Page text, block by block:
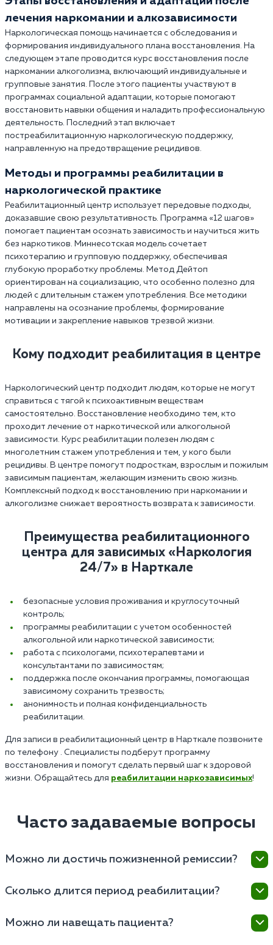
лечения наркомании и алкозависимости
Наркологическая помощь начинается с обследования и
формирования индивидуального плана восстановления. На
следующем этапе проводится курс восстановления после
наркомании алкоголизма, включающий индивидуальные и
групповые занятия. После этого пациенты участвуют в
программах социальной адаптации, которые помогают
восстановить навыки общения и наладить профессиональную
деятельность. Последний этап включает
постреабилитационную наркологическую поддержку,
направленную на предотвращение рецидивов.
Методы и программы реабилитации в
наркологической практике
Реабилитационный центр использует передовые подходы,
доказавшие свою результативность. Программа «12 шагов»
помогает пациентам осознать зависимость и научиться жить
без наркотиков. Миннесотская модель сочетает
психотерапию и групповую поддержку, обеспечивая
глубокую проработку проблемы. Метод Дейтоп
ориентирован на социализацию, что особенно полезно для
людей с длительным стажем употребления. Все методики
направлены на осознание проблемы, формирование
мотивации и закрепление навыков трезвой жизни.
Кому подходит реабилитация в центре
Наркологический центр подходит людям, которые не могут
справиться с тягой к психоактивным веществам
самостоятельно. Восстановление необходимо тем, кто
проходит лечение от наркотической или алкогольной
зависимости. Курс реабилитации полезен людям с
многолетним стажем употребления и тем, у кого были
рецидивы. В центре помогут подросткам, взрослым и пожилым
зависимым пациентам, желающим изменить свою жизнь.
Комплексный подход к восстановлению при наркомании и
алкоголизме снижает вероятность возврата к зависимости.
Преимущества реабилитационного
центра для зависимых «Наркология
24/7» в Нарткале‎
безопасные условия проживания и круглосуточный
контроль;
программы реабилитации с учетом особенностей
алкогольной или наркотической зависимости;
работа с психологами, психотерапевтами и
консультантами по зависимостям;
поддержка после окончания программы, помогающая
зависимому сохранить трезвость;
анонимность и полная конфиденциальность
реабилитации.
Для записи в реабилитационный центр в Нарткале позвоните
по телефону . Специалисты подберут программу
восстановления и помогут сделать первый шаг к здоровой
жизни. Обращайтесь для реабилитации наркозависимых!
Часто задаваемые вопросы
Можно ли достичь пожизненной ремиссии?
множества факторов, включая индивидуальные
мотивацию к выздоровлению и соблюдение
Сколько длится период реабилитации?
нескольких недель до нескольких месяцев, в
Можно ли навещать пациента?